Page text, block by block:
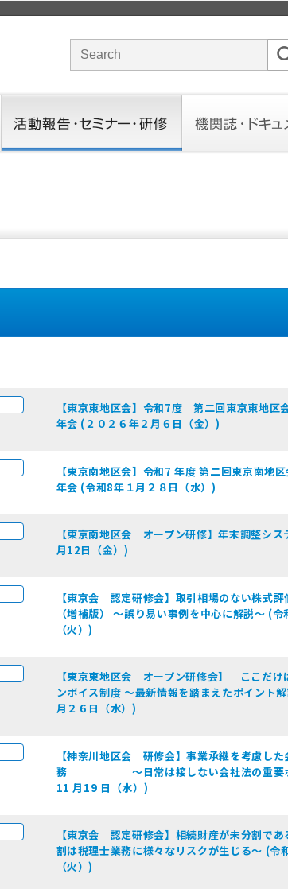
サイト内検索のキーワード
【東京東地区会】令和7度 第二回東京東地区
年会 (２０２６年２月６日（金）)
【東京南地区会】令和7 年度 第二回東京南地
年会 (令和8年１月２８日（水）)
【東京南地区会 オープン研修】年末調整シ
月12日（金）)
【東京会 認定研修会】取引相場のない株式
（増補版） ～誤り易い事例を中心に解説～ (
（火）)
【東京東地区会 オープン研修会】 ここだけ
ンボイス制度 〜最新情報を踏まえたポイント
月２６日（水）)
【神奈川地区会 研修会】事業承継を考慮した
務 ～日常は接しない会社法の重要ポ
11 月19 日（水）)
【東京会 認定研修会】相続財産が未分割で
割は税理士業務に様々なリスクが生じる～ (令
（火）)